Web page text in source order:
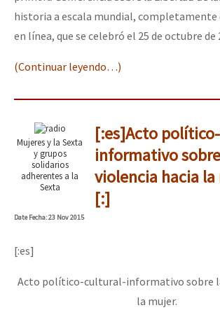
historia a escala mundial, completamente
en línea, que se celebró el 25 de octubre de
(Continuar leyendo…)
Mujeres y la Sexta
y grupos
solidarios
adherentes a la
Sexta
[:es]Acto
informativo
violencia hacia la
[:]
DateFecha: 23 Nov 2015
[:es]
Acto político-cultural-informativo sobre
la mujer.